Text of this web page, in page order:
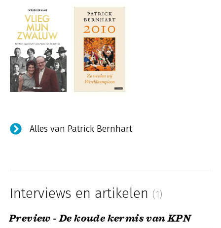
Alles van Patrick Bernhart
Interviews en artikelen (1)
Preview - De koude kermis van KPN